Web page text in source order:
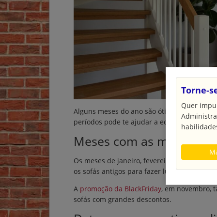
Alguns meses do ano são ótimos para
períodos pode te ajudar a economizar
Meses com as melhores
Os meses de janeiro, fevereiro e março
os sofás antigos para fazer lugar nos novos.
A promoção da BlackFriday, em novembro,
sofás com grandes descontos.
Torne-
Quer